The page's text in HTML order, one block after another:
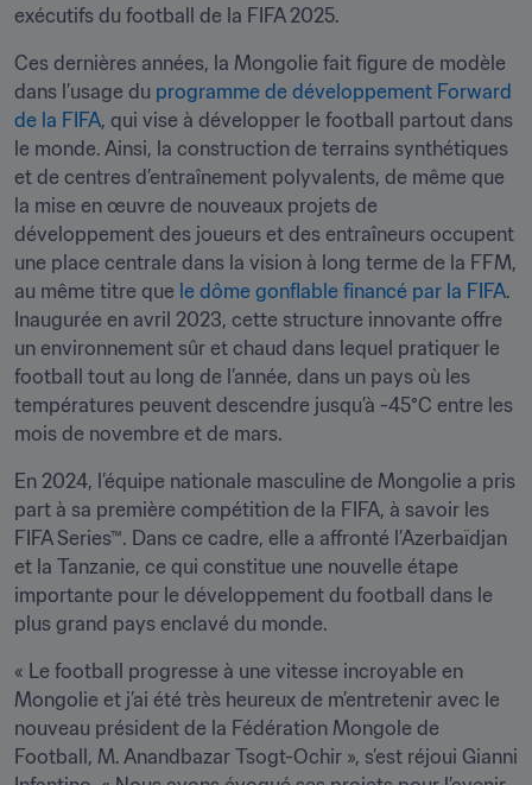
exécutifs du football de la FIFA 2025.
Ces dernières années, la Mongolie fait figure de modèle
dans l’usage du programme de développement Forward
de la FIFA, qui vise à développer le football partout dans
le monde. Ainsi, la construction de terrains synthétiques
et de centres d’entraînement polyvalents, de même que
la mise en œuvre de nouveaux projets de
développement des joueurs et des entraîneurs occupent
une place centrale dans la vision à long terme de la FFM,
au même titre que le dôme gonflable financé par la FIFA.
Inaugurée en avril 2023, cette structure innovante offre
un environnement sûr et chaud dans lequel pratiquer le
football tout au long de l’année, dans un pays où les
températures peuvent descendre jusqu’à -45°C entre les
mois de novembre et de mars.
En 2024, l’équipe nationale masculine de Mongolie a pris
part à sa première compétition de la FIFA, à savoir les
FIFA Series™. Dans ce cadre, elle a affronté l’Azerbaïdjan
et la Tanzanie, ce qui constitue une nouvelle étape
importante pour le développement du football dans le
plus grand pays enclavé du monde.
« Le football progresse à une vitesse incroyable en
Mongolie et j’ai été très heureux de m’entretenir avec le
nouveau président de la Fédération Mongole de
Football, M. Anandbazar Tsogt-Ochir », s’est réjoui Gianni